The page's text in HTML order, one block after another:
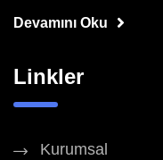
Devamını Oku
Linkler
Kurumsal